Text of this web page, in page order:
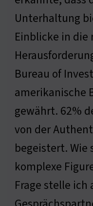
Unterhaltung
Einblicke in die
Bureau of
amerikanische
gewährt. 62%
von der
begeistert. Wie
komplexe
Frage stelle